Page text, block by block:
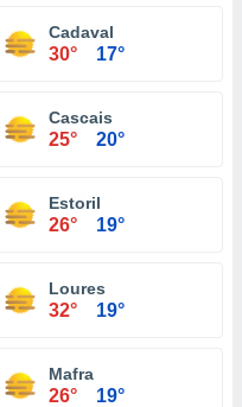
Cadaval
30° 17°
Cascais
25° 20°
Estoril
26° 19°
Loures
32° 19°
Mafra
26° 19°